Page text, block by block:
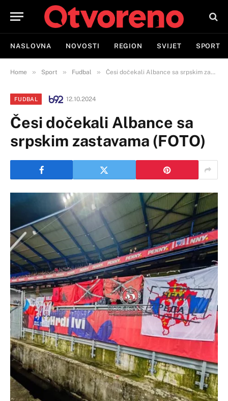
NASLOVNA NOVOSTI REGION SVIJET SPORT
Home » Sport » Fudbal » Česi dočekali Albance sa srpskim zastavama (FOTO)
FUDBAL 12.10.2024
Česi dočekali Albance sa
srpskim zastavama (FOTO)